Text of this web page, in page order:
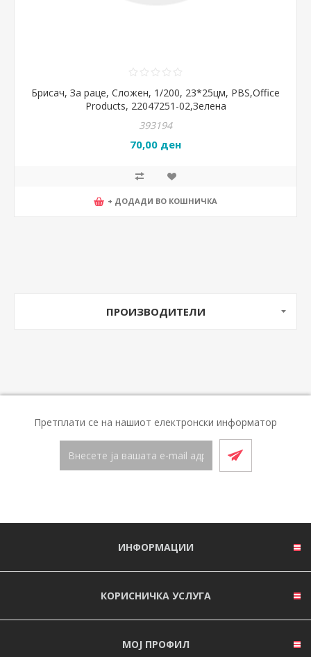
Брисач, За раце, Сложен, 1/200, 23*25цм, PBS,Office
Products, 22047251-02,Зелена
393194
70,00 ден
+ ДОДАДИ ВО КОШНИЧКА
ПРОИЗВОДИТЕЛИ
Претплати се на нашиот електронски информатор
ИНФОРМАЦИИ
КОРИСНИЧКА УСЛУГА
МОЈ ПРОФИЛ